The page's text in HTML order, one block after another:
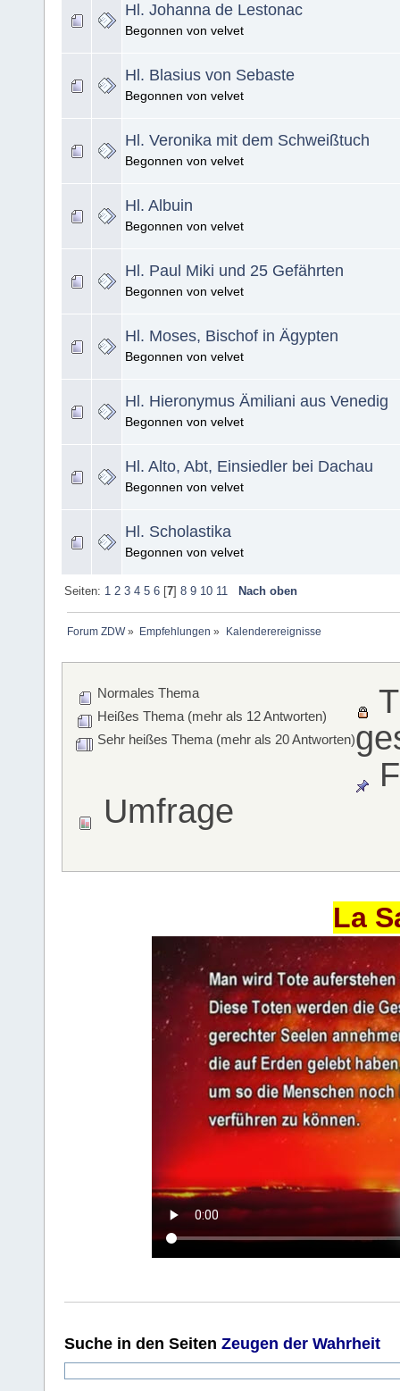
Hl. Johanna de Lestonac
Begonnen von velvet
Hl. Blasius von Sebaste
Begonnen von velvet
Hl. Veronika mit dem Schweißtuch
Begonnen von velvet
Hl. Albuin
Begonnen von velvet
Hl. Paul Miki und 25 Gefährten
Begonnen von velvet
Hl. Moses, Bischof in Ägypten
Begonnen von velvet
Hl. Hieronymus Ämiliani aus Venedig
Begonnen von velvet
Hl. Alto, Abt, Einsiedler bei Dachau
Begonnen von velvet
Hl. Scholastika
Begonnen von velvet
Seiten: 1 2 3 4 5 6[7] 8 9 10 11 Nach oben
Forum ZDW» Empfehlungen » Kalenderereignisse
Normales Thema
Heißes Thema (mehr als 12 Antworten)
Sehr heißes Thema (mehr als 20 Antworten)
Umfrage
La
Suche in den Seiten Zeugen der Wahrheit